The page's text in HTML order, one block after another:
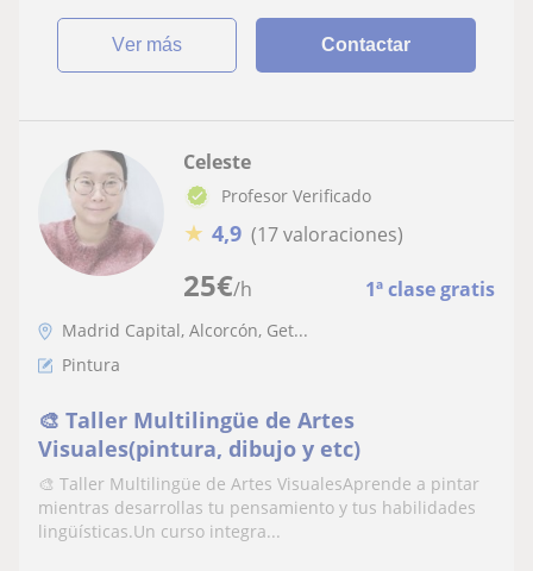
ver más Contactar
25€/h 1ª clase gratis
Celeste
Profesor Verificado
★ 4,9 (17 valoraciones)
Madrid Capital, Alcorcón, Get...
Pintura
🎨 Taller Multilingüe de Artes
Visuales(pintura, dibujo y etc)
🎨 Taller Multilingüe de Artes VisualesAprende a pintar
mientras desarrollas tu pensamiento y tus habilidades
lingüísticas.Un curso integra...